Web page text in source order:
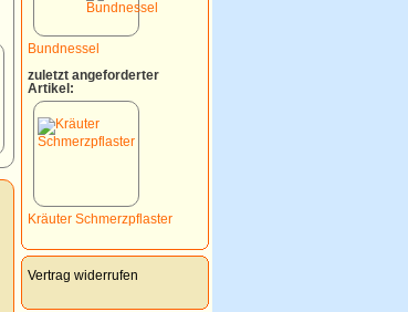
Bundnessel
zuletzt angeforderter
Artikel:
Kräuter Schmerzpflaster
Vertrag widerrufen